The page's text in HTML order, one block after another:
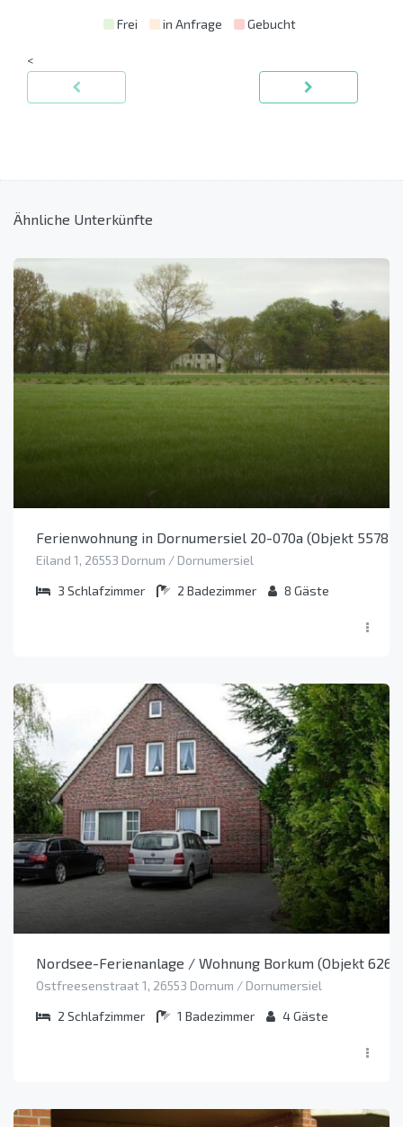
Frei in Anfrage Gebucht
<
Ähnliche Unterkünfte
Ferienwohnung in Dornumersiel 20-070a (Objekt 55787)
Eiland 1, 26553 Dornum / Dornumersiel
3 Schlafzimmer 2 Badezimmer 8 Gäste
Nordsee-Ferienanlage / Wohnung Borkum (Objekt
Ostfreesenstraat 1, 26553 Dornum / Dornumersiel
2 Schlafzimmer 1 Badezimmer 4Gäste